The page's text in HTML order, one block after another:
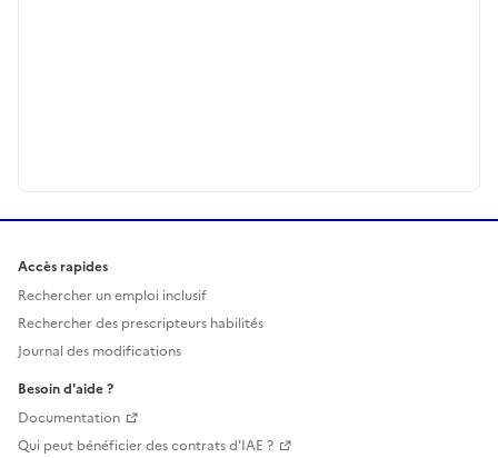
Accès rapides
Rechercher un emploi inclusif
Rechercher des prescripteurs habilités
Journal des modifications
Besoin d'aide ?
Documentation
Qui peut bénéficier des contrats d'IAE ?